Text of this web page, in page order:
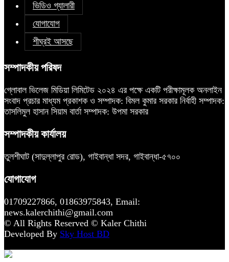
ভিডিও গ্যালারী
যোগাযোগ
শীঘ্রই আসছে
সম্পাদকীয় পরিষদ
গ্লোবাল ভিলেজ মিডিয়া লিমিটেড ২০২৪ এর পক্ষে একটি পরীক্ষামূলক অনলাইন
সংবাদ প্রচার মাধ্যম প্রকাশক ও সম্পাদক: বিমল কুমার সরকার নির্বাহী সম্পাদক:
তাসলিমুল হাসান সিয়াম বার্তা সম্পাদক: উপমা সরকার
সম্পাদকীয় কার্যালয়
তুলশীঘাট (সাদুল্লাপুর রোড), গাইবান্ধা সদর, গাইবান্ধা-৫৭০০
যোগাযোগ
01709227866, 01863975843, Email:
news.kalerchithi@gmail.com
© All Rights Reserved © Kaler Chithi
Developed By Sky Host BD